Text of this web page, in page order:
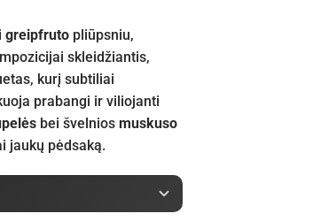
greipfruto pliūpsniu,
skleidžiantis,
kurį subtiliai
prabangi ir viliojanti
bei švelnios muskuso
jaukų pėdsaką.